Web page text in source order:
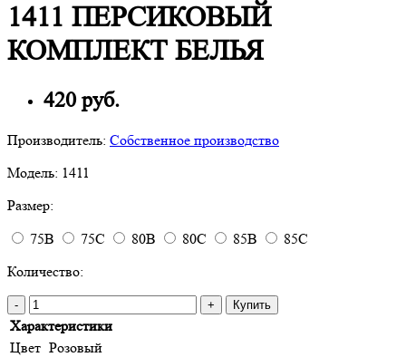
1411 ПЕРСИКОВЫЙ
КОМПЛЕКТ БЕЛЬЯ
420 руб.
Производитель: Собственное производство
Модель: 1411
Размер:
75B
75C 80B 80C 85B
85C
Количество:
- + Купить
Характеристики
Цвет Розовый